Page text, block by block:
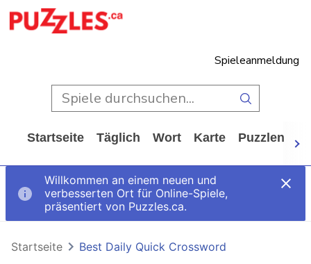
Spieleanmeldung
Startseite Täglich Wort Karte Puzzlen
Willkommen an einem neuen und
verbesserten Ort für Online-Spiele,
präsentiert von Puzzles.ca.
Startseite Best Daily Quick Crossword